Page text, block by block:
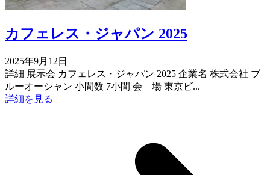
カフェレス・ジャパン 2025
2025年9月12日
詳細 展示会 カフェレス・ジャパン 2025 企業名 株式会社 ブ
ルーオーシャン 小間数 7小間 会 場 東京ビ...
詳細を見る